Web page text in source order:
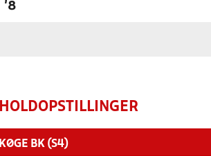
'8
HOLDOPSTILLINGER
KØGE BK (S4)